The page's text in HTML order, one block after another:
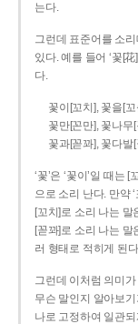
는다.
그런데 표준어를 소
있다. 예를 들어 ‘꽃[
다.
꽃이[꼬치], 꽃을[
꽃만[꼰만], 꽃나무
꽃과[꼳꽈], 꽃다발
‘꽃’은 ‘꽃이’일 때는
으로 소리 난다. 만약
[꼬치]로 소리 나는 말
[꼳꽈]로 소리 나는 말
러 형태로 적히게 된
그런데 이처럼 의미
무슨 말인지 알아보
나로 고정하여 일관